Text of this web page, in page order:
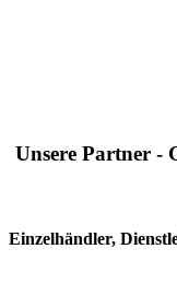
Unsere Partner -
Einzelhändler,